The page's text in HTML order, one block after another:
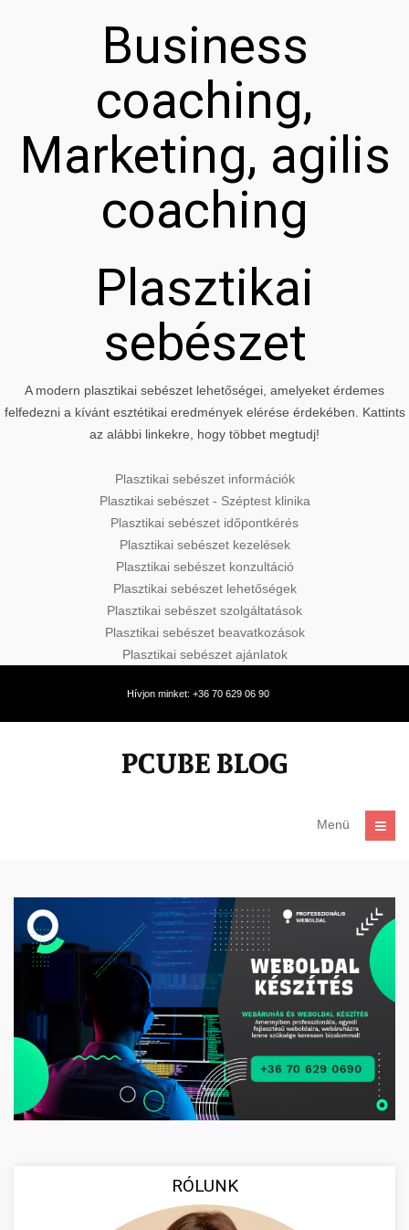
Business
coaching,
Marketing, agilis
coaching
Plasztikai
sebészet
A modern plasztikai sebészet lehetőségei, amelyeket érdemes
felfedezni a kívánt esztétikai eredmények elérése érdekében. Kattints
az alábbi linkekre, hogy többet megtudj!
Plasztikai sebészet információk
Plasztikai sebészet - Széptest klinika
Plasztikai sebészet időpontkérés
Plasztikai sebészet kezelések
Plasztikai sebészet konzultáció
Plasztikai sebészet lehetőségek
Plasztikai sebészet szolgáltatások
Plasztikai sebészet beavatkozások
Plasztikai sebészet ajánlatok
Hívjon minket: +36 70 629 06 90
Menü
RÓLUNK